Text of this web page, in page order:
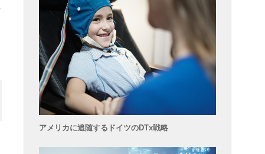
アメリカに追随するドイツのDTx戦略